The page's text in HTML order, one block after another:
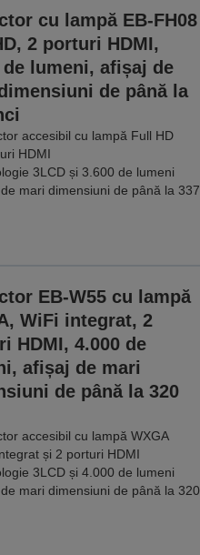
cu lampă EB-FH08
2 porturi HDMI,
de lumeni, afișaj de
de până la
accesibil cu lampă Full HD
HDMI
3LCD și 3.600 de lumeni
mari dimensiuni de până la 337
EB-W55 cu lampă
WiFi integrat, 2
HDMI, 4.000 de
afișaj de mari
de până la 320
accesibil cu lampă WXGA
și 2 porturi HDMI
3LCD și 4.000 de lumeni
mari dimensiuni de până la 320